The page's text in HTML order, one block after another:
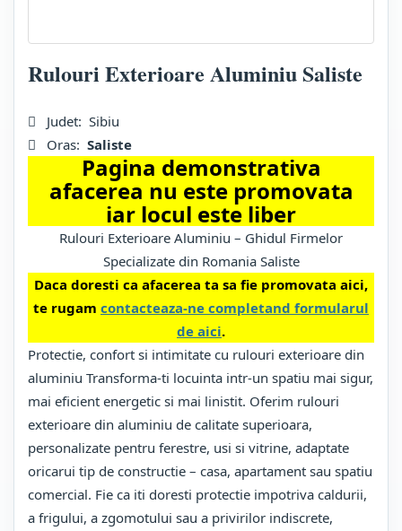
Rulouri Exterioare Aluminiu Saliste
Judet: Sibiu
Oras: Saliste
Pagina demonstrativa
afacerea nu este promovata
iar locul este liber
Rulouri Exterioare Aluminiu – Ghidul Firmelor
Specializate din Romania Saliste
Daca doresti ca afacerea ta sa fie promovata aici,
te rugam contacteaza-ne completand formularul
de aici.
Protectie, confort si intimitate cu rulouri exterioare din
aluminiu Transforma-ti locuinta intr-un spatiu mai sigur,
mai eficient energetic si mai linistit. Oferim rulouri
exterioare din aluminiu de calitate superioara,
personalizate pentru ferestre, usi si vitrine, adaptate
oricarui tip de constructie – casa, apartament sau spatiu
comercial. Fie ca iti doresti protectie impotriva caldurii,
a frigului, a zgomotului sau a privirilor indiscrete,